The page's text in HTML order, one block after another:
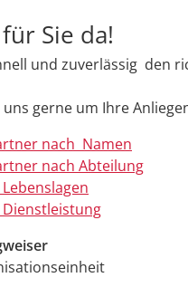
Sie da!
und zuverlässig den
gerne um Ihre
nach Namen
nach Abteilung
Dienstleistung